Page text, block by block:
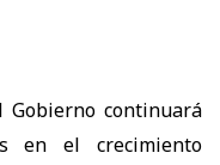
continuará
en el crecimiento